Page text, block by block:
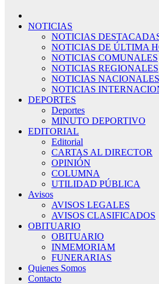
NOTICIAS
NOTICIAS
NOTICIAS DE ÚLTIMA
NOTICIAS COMUNALES
NOTICIAS REGIONALES
NOTICIAS NACIONALES
NOTICIAS
DEPORTES
Deportes
MINUTO DEPORTIVO
EDITORIAL
Editorial
CARTAS AL DIRECTOR
OPINIÓN
COLUMNA
UTILIDAD PÚBLICA
Avisos
AVISOS LEGALES
AVISOS CLASIFICADOS
OBITUARIO
OBITUARIO
INMEMORIAM
FUNERARIAS
Quienes Somos
Contacto